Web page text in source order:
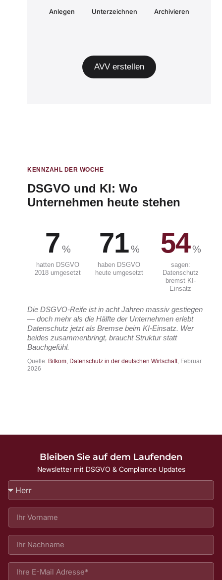
Anlegen Unterzeichnen Archivieren
AVV erstellen
KENNZAHL DER WOCHE
DSGVO und KI: Wo
Unternehmen heute stehen
7 %
hatten DSGVO
2018 umgesetzt
71 %
haben DSGVO
heute umgesetzt
54 %
sagen:
Datenschutz
bremst KI-
Einsatz
Die DSGVO-Reife ist in acht Jahren massiv gestiegen
— doch mehr als die Hälfte der Unternehmen erlebt
Datenschutz jetzt als Bremse beim KI-Einsatz. Wer
beides zusammenbringt, braucht Struktur statt
Bauchgefühl.
Quelle: Bitkom, Datenschutz in der deutschen Wirtschaft, Februar
2026
Bleiben Sie auf dem Laufenden
Newsletter mit DSGVO & Compliance Updates